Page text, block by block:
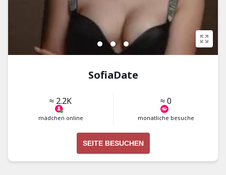
SofiaDate
≈ 2.2K
mädchen online
≈ 0
monatliche besuche
SEITE BESUCHEN